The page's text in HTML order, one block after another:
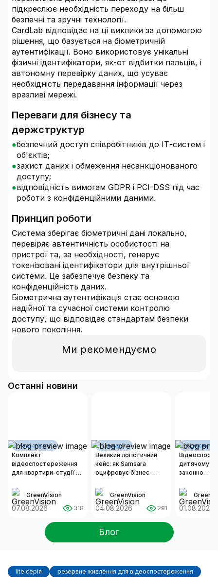
підкреслює необхідність переходу на більш
безпечні та зручні технології.
CardLab відповідає на ці виклики за допомогою
рішення, що базується на біометричній
аутентифікації. Воно використовує унікальні
фізичні ідентифікатори, як-от відбитки пальців, і
автономну перевірку даних, що усуває
необхідність передавання інформації через
вразливі мережі.
Переваги для бізнесу та
держструктур
безпечний доступ співробітників до ІТ-систем і
об'єктів;
захист даних і обмеження несанкціонованого
доступу;
відповідність вимогам GDPR і PCI-DSS під час
роботи з конфіденційними даними.
Принцип роботи
Система зберігає біометричні дані локально,
перевіряє автентичність особистості на
пристрої та, за необхідності, генерує
токенізовані ідентифікатори для внутрішньої
системи. Це забезпечує безпеку та
конфіденційність даних.
Біометрична аутентифікація стає основою
надійної та сучасної системи контролю
доступу, що відповідає стандартам безпеки
нового покоління.
Ми рекомендуємо
Останні новини
наші об'єкти
Комплект
відеоспостереження
для квартири-студії 50
GreenVision
07.08.2026 318
інновації
Великий логістичний
кейс: як Samsara
оцифровує бізнес-
автопарків
GreenVision
04.08.2026 291
дитячому
законно
та як
надійну
безпеки?
01.08.2026
Блог
lite серія
резервне живлення для відеоспостереження